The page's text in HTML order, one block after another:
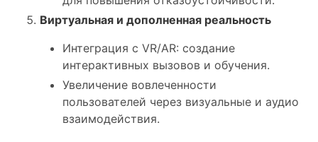
Виртуальная и дополненная реальность
Интеграция с VR/AR: создание
интерактивных вызовов и обучения.
Увеличение вовлеченности
пользователей через визуальные и аудио
взаимодействия.